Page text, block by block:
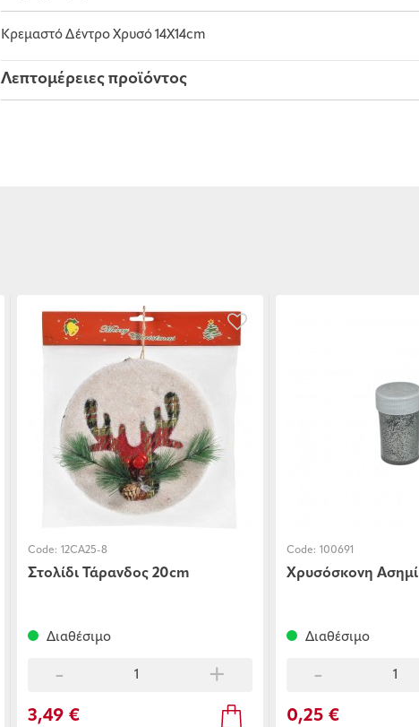
Κρεμαστό Δέντρο Χρυσό 14X14cm
Λεπτομέρειες προϊόντος
Code: 12CA25-8
Στολίδι Τάρανδος 20cm
Διαθέσιμο
- +
3,49 €
Code: 100691
Χρυσόσκονη Ασημί
Διαθέσιμο
-
0,25 €